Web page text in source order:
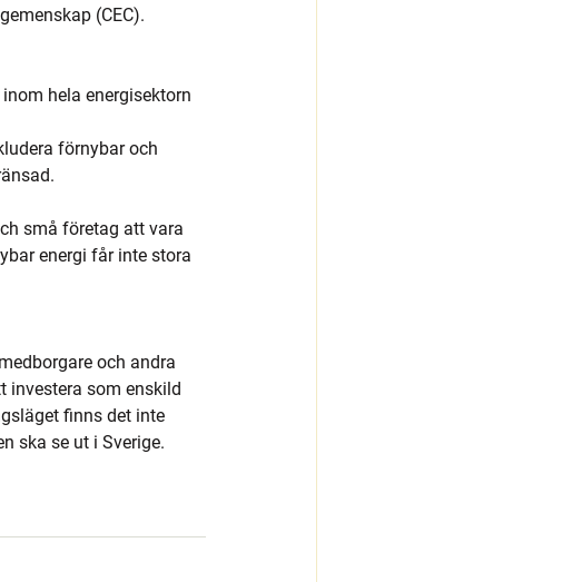
(CEC).
hela energisektorn
förnybar och
små företag att vara
energi får inte stora
och andra
investera som enskild
finns det inte
ska se ut i Sverige.